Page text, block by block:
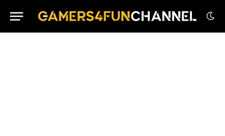
House Flipper Remastered Collection su PS5 in